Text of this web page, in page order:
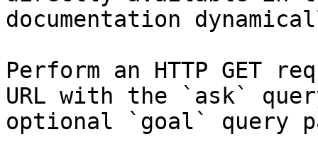
documentation
Perform an HTTP GET
URL with the `ask`
optional `goal` query